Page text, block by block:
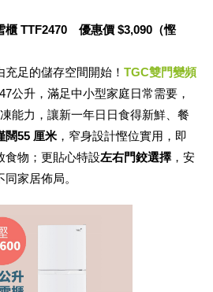
櫃 TTF2470 優惠價 $3,090（慳
足的儲存空間開始！ TGC雙門變頻
公升，滿足中小型家庭日常需要，
能力，讓新一年日日食得新鮮、餐
闊55 厘米 ，窄身設計慳位實用，即
食物；更貼心特設左右門鉸選擇 ，安
家居佈局。